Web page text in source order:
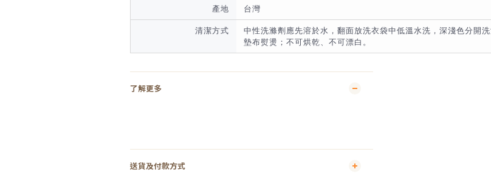
產地 台灣
清潔方式
中性洗滌劑應先溶於水，翻面放洗衣袋中低溫水洗，深淺色分開
墊布熨燙；不可烘乾、不可漂白。
了解更多
送貨及付款方式